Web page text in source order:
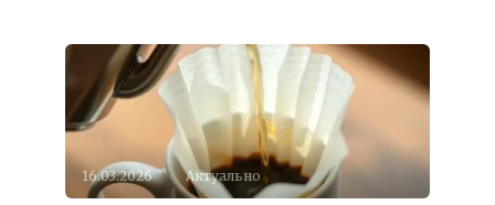
16.03.2026 Актуально